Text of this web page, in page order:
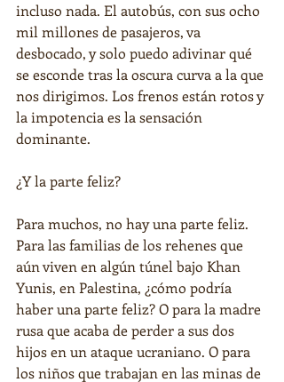
incluso nada. El autobús, con sus ocho
mil millones de pasajeros, va
desbocado, y solo puedo adivinar qué
se esconde tras la oscura curva a la que
nos dirigimos. Los frenos están rotos y
la impotencia es la sensación
dominante.
¿Y la parte feliz?
Para muchos, no hay una parte feliz.
Para las familias de los rehenes que
aún viven en algún túnel bajo Khan
Yunis, en Palestina, ¿cómo podría
haber una parte feliz? O para la madre
rusa que acaba de perder a sus dos
hijos en un ataque ucraniano. O para
los niños que trabajan en las minas de